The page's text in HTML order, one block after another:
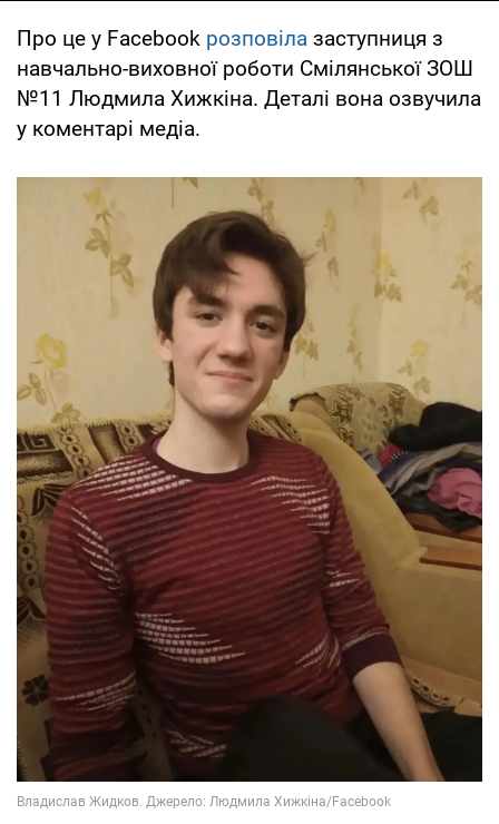
Про це у Facebook розповіла заступниця з
навчально-виховної роботи Смілянської ЗОШ
№11 Людмила Хижкіна. Деталі вона озвучила
у коментарі медіа.